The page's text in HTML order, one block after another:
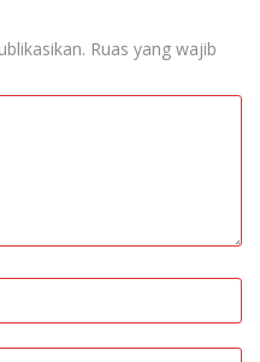
Ruas yang wajib